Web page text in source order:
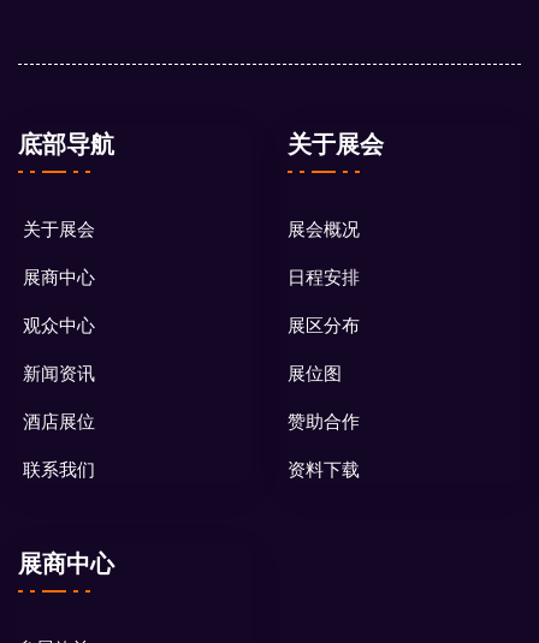
底部导航
关于展会
展商中心
观众中心
新闻资讯
酒店展位
联系我们
关于展会
展会概况
日程安排
展区分布
展位图
赞助合作
资料下载
展商中心